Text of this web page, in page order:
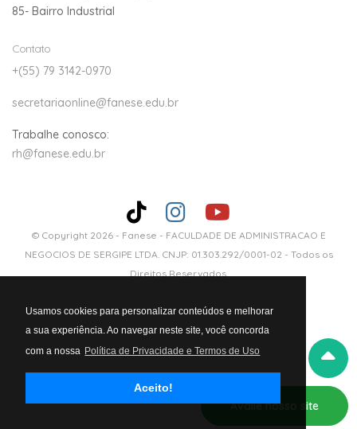
Usamos cookies para personalizar conteúdos e melhorar
a sua experiência. Ao navegar neste site, você concorda
com a nossa Política de Privacidade e Termos de Uso
Aceito!
85- Bairro Industrial
Contato
+(55) 79 3142-0970
secretariaonline@fanese.edu.br
Trabalhe conosco:
rh@fanese.edu.br
© Copyright 2026 - Fanese - FACULDADE DE ADMINISTRACAO E
NEGOCIOS DE SERGIPE LTDA. CNJP: 01.303.292/0001-02 - Todos os
Direitos Reservados.
Avalie nosso site